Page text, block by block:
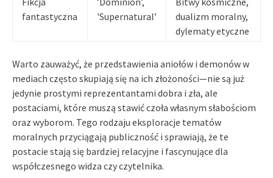
fantastyczna
'Supernatural’
dualizm moralny,
dylematy etyczne
Warto zauważyć, że przedstawienia aniołów i demonów w
mediach często skupiają się na ich złożoności—nie są już
jedynie prostymi reprezentantami dobra i zła, ale
postaciami, które muszą stawić czoła własnym słabościom
oraz wyborom. Tego rodzaju eksploracje tematów
moralnych przyciągają publiczność i sprawiają, że te
postacie stają się bardziej relacyjne i fascynujące dla
współczesnego widza czy czytelnika.